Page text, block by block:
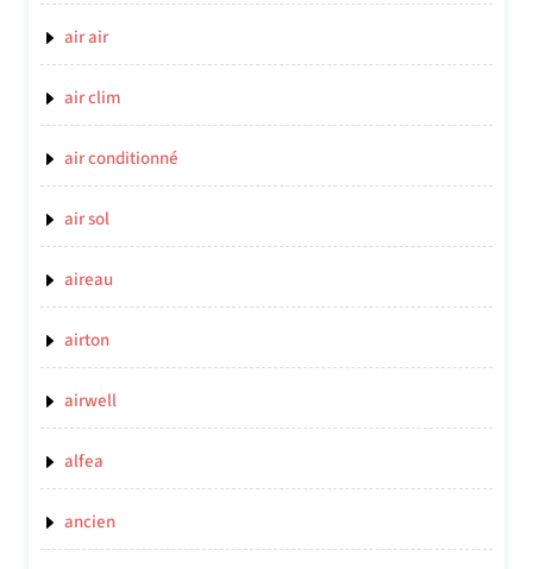
air air
air clim
air conditionné
air sol
aireau
airton
airwell
alfea
ancien